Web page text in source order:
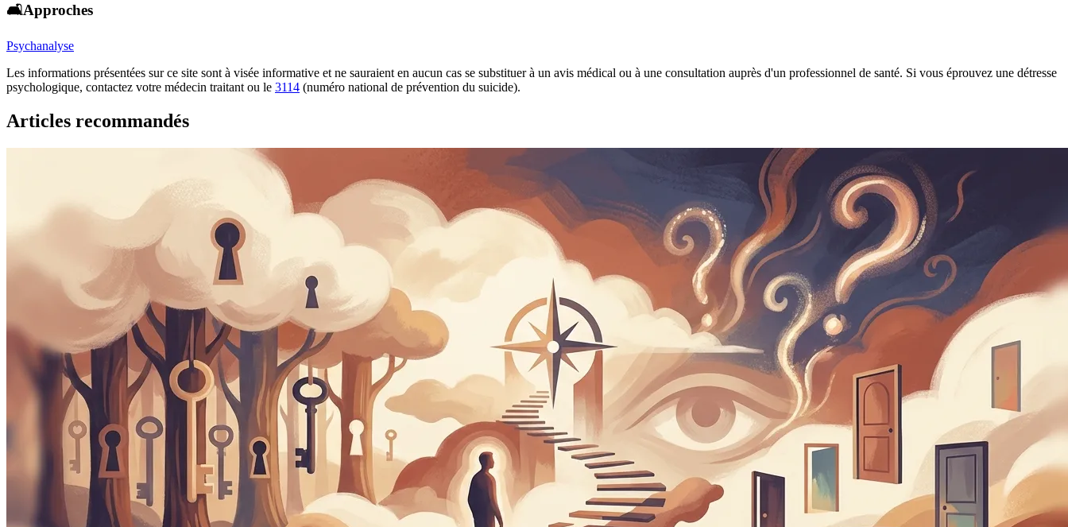
🛋️Approches
Psychanalyse
Les informations présentées sur ce site sont à visée informative et ne sauraient en aucun cas se substituer à un avis médical ou à une consultation auprès d'un professionnel de santé. Si vous éprouvez une détresse
psychologique, contactez votre médecin traitant ou le 3114 (numéro national de prévention du suicide).
Articles recommandés